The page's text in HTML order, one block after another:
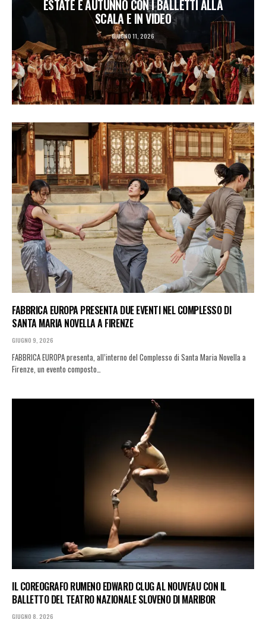
ESTATE E AUTUNNO CON I BALLETTI ALLA
SCALA E IN VIDEO
GIUGNO 11, 2026
FABBRICA EUROPA PRESENTA DUE EVENTI NEL COMPLESSO DI
SANTA MARIA NOVELLA A FIRENZE
GIUGNO 9, 2026
FABBRICA EUROPA presenta, all’interno del Complesso di Santa Maria Novella a
Firenze, un evento composto…
IL COREOGRAFO RUMENO EDWARD CLUG AL NOUVEAU CON IL
BALLETTO DEL TEATRO NAZIONALE SLOVENO DI MARIBOR
GIUGNO 8, 2026